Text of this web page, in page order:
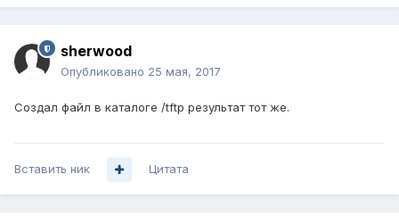
sherwood
Опубликовано 25 мая, 2017
Создал файл в каталоге /tftp результат тот же.
Вставить ник Цитата